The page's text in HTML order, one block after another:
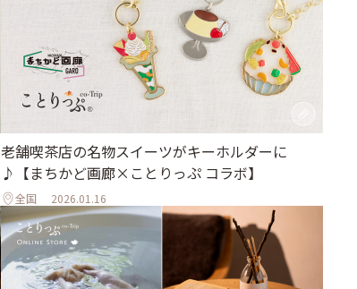
老舗喫茶店の名物スイーツがキーホルダーに
♪【まちかど画廊×ことりっぷ コラボ】
全国 2026.01.16